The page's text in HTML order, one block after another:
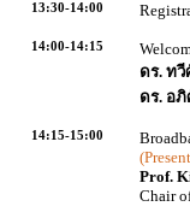
13:30-14:00
14:00-14:15
ดร. ท
ดร. อ
14:15-15:00
Prof.
Chair